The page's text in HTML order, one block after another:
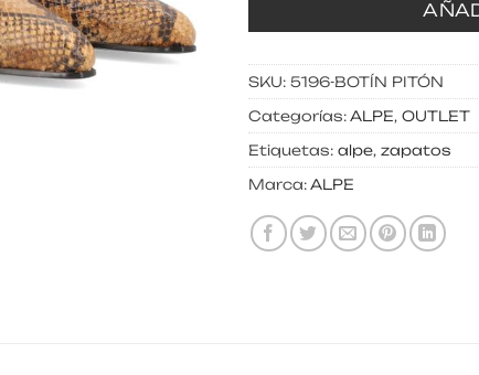
SKU: 5196-BOTÍN PITÓN
Categorías:ALPE, OUTLET
Etiquetas: alpe, zapatos
Marca:ALPE